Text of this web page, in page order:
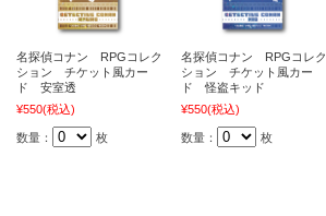
名探偵コナン RPGコレク
ション チケット風カー
ド 安室透
¥550(税込)
数量： 枚
名探偵コナン RPGコレク
ション チケット風カー
ド 怪盗キッド
¥550(税込)
数量： 枚